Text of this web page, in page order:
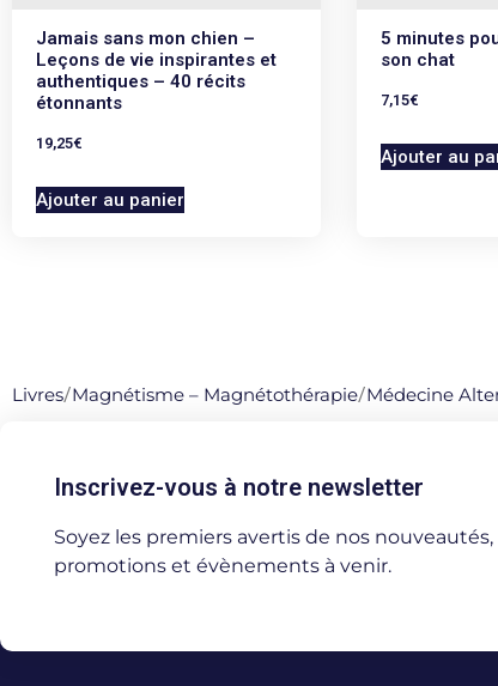
Jamais sans mon chien –
Leçons de vie inspirantes et
authentiques – 40 récits
étonnants
19,25€
Ajouter au panier
5 minutes
son chat
7,15€
Ajouter au
Livres/Magnétisme – Magnétothérapie/Médecine
Inscrivez-vous à notre newsletter
Soyez les premiers avertis de nos nouveautés,
promotions et évènements à venir.